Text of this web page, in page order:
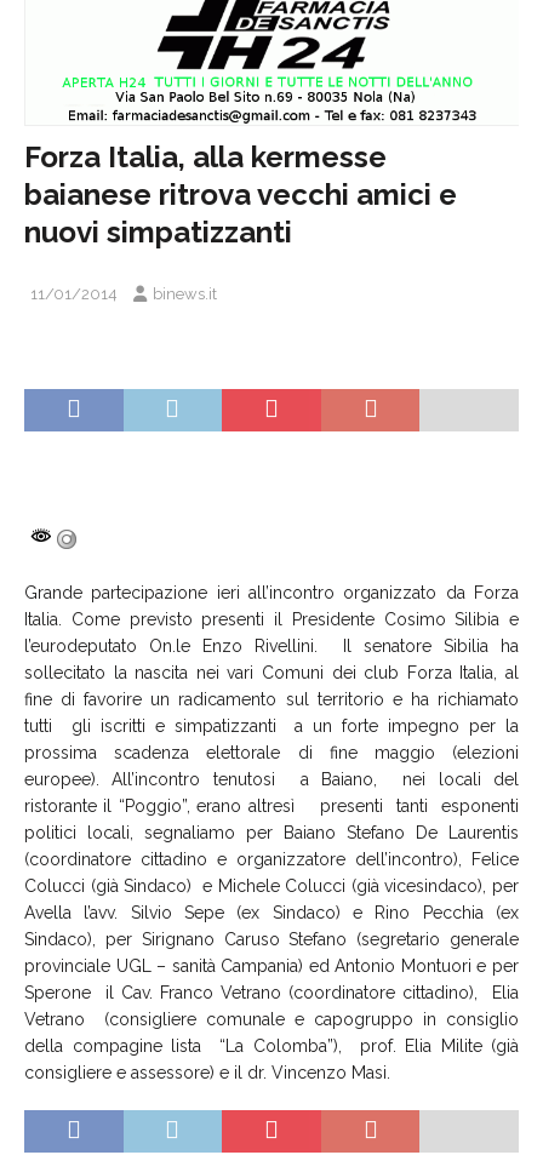
Forza Italia, alla kermesse
baianese ritrova vecchi amici e
nuovi simpatizzanti
11/01/2014 binews.it
Grande partecipazione ieri all’incontro organizzato da Forza
Italia. Come previsto presenti il Presidente Cosimo Silibia e
l’eurodeputato On.le Enzo Rivellini. Il senatore Sibilia ha
sollecitato la nascita nei vari Comuni dei club Forza Italia, al
fine di favorire un radicamento sul territorio e ha richiamato
tutti gli iscritti e simpatizzanti a un forte impegno per la
prossima scadenza elettorale di fine maggio (elezioni
europee). All’incontro tenutosi a Baiano, nei locali del
ristorante il “Poggio”, erano altresì presenti tanti esponenti
politici locali, segnaliamo per Baiano Stefano De Laurentis
(coordinatore cittadino e organizzatore dell’incontro), Felice
Colucci (già Sindaco) e Michele Colucci (già vicesindaco), per
Avella l’avv. Silvio Sepe (ex Sindaco) e Rino Pecchia (ex
Sindaco), per Sirignano Caruso Stefano (segretario generale
provinciale UGL – sanità Campania) ed Antonio Montuori e per
Sperone il Cav. Franco Vetrano (coordinatore cittadino), Elia
Vetrano (consigliere comunale e capogruppo in consiglio
della compagine lista “La Colomba”), prof. Elia Milite (già
consigliere e assessore) e il dr. Vincenzo Masi.